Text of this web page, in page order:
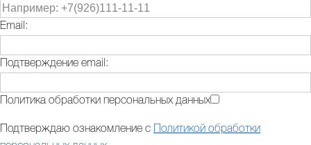
Email:
Подтверждение email:
Политика обработки персональных данных
Подтверждаю ознакомление с
Политикой обработки